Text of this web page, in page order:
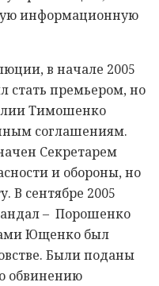
информационную
в начале 2005
стать премьером, но
Тимошенко
соглашениям.
Секретарем
и обороны, но
В сентябре 2005
– Порошенко
Ющенко был
Были поданы
обвинению